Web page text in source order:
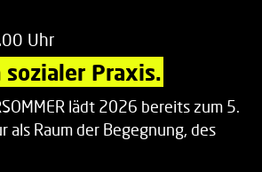
Uhr
sozialer Praxis.
lädt 2026 bereits zum 5.
als Raum der Begegnung, des